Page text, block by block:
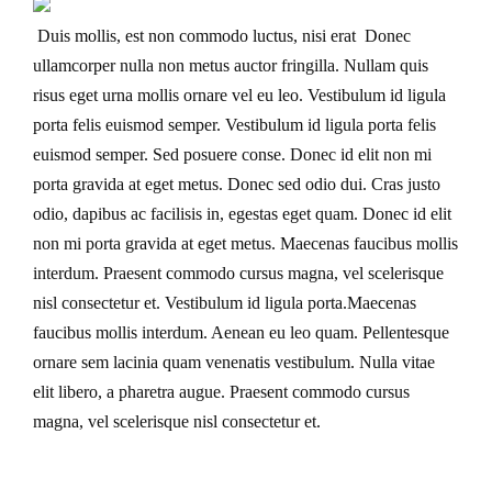
Duis mollis, est non commodo luctus, nisi erat Donec
ullamcorper nulla non metus auctor fringilla. Nullam quis
risus eget urna mollis ornare vel eu leo. Vestibulum id ligula
porta felis euismod semper. Vestibulum id ligula porta felis
euismod semper. Sed posuere conse. Donec id elit non mi
porta gravida at eget metus. Donec sed odio dui. Cras justo
odio, dapibus ac facilisis in, egestas eget quam. Donec id elit
non mi porta gravida at eget metus. Maecenas faucibus mollis
interdum. Praesent commodo cursus magna, vel scelerisque
nisl consectetur et. Vestibulum id ligula porta.Maecenas
faucibus mollis interdum. Aenean eu leo quam. Pellentesque
ornare sem lacinia quam venenatis vestibulum. Nulla vitae
elit libero, a pharetra augue. Praesent commodo cursus
magna, vel scelerisque nisl consectetur et.